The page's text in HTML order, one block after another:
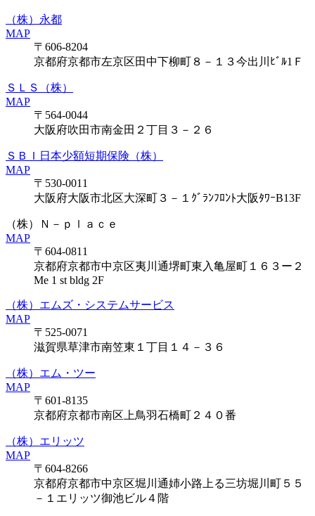
（株）永都
MAP
〒606-8204
京都府京都市左京区田中下柳町８－１３今出川ﾋﾞﾙ1Ｆ
ＳＬＳ（株）
MAP
〒564-0044
大阪府吹田市南金田２丁目３－２６
ＳＢＩ日本少額短期保険（株）
MAP
〒530-0011
大阪府大阪市北区大深町３－１ｸﾞﾗﾝﾌﾛﾝﾄ大阪ﾀﾜｰB13F
（株）Ｎ－ｐｌａｃｅ
MAP
〒604-0811
京都府京都市中京区夷川通堺町東入亀屋町１６３ー２
Me 1 st bldg 2F
（株）エムズ・システムサービス
MAP
〒525-0071
滋賀県草津市南笠東１丁目１４－３６
（株）エム・ツー
MAP
〒601-8135
京都府京都市南区上鳥羽石橋町２４０番
（株）エリッツ
MAP
〒604-8266
京都府京都市中京区堀川通姉小路上る三坊堀川町５５
－１エリッツ御池ビル４階